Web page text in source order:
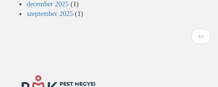
december 2025 (1)
szeptember 2025 (1)
K
ö
››